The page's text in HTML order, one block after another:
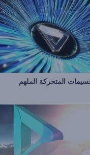
المتحركة الملهم